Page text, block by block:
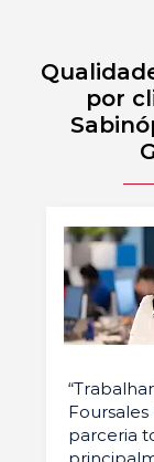
por
Foursales
parceria